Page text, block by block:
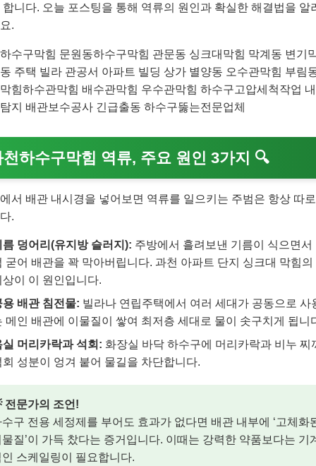
합니다. 오늘 포스팅을 통해 역류의 원인과 확실한 해결법을 알
.
수구막힘 문원동하수구막힘 관문동 싱크대막힘 막계동 변기
주택 빌라 관공서 아파트 빌딩 상가 별양동 오수관막힘 부림
힘하수관막힘 배수관막힘 우수관막힘 하수구고압세척작업
지 배관보수공사 긴급출동 하수구뚫는전문업체
천하수구막힘 역류, 주요 원인 3가지 🔍
서 배관 내시경을 넣어보면 역류를 일으키는 주범은 항상 따
.
름 덩어리(유지방 슬러지): 주방에서 흘려보낸 기름이 식으면서
굳어 배관을 꽉 막아버립니다. 과천 아파트 단지 싱크대 막힘의
상이 이 원인입니다.
용 배관 침전물: 빌라나 연립주택에서 여러 세대가 공동으로 사
메인 배관에 이물질이 쌓여 최저층 세대로 물이 솟구치게 됩니
실 머리카락과 석회: 화장실 바닥 하수구에 머리카락과 비누 찌
회 성분이 엉겨 붙어 물길을 차단합니다.
전문가의 조언!
구 전용 세정제를 부어도 효과가 없다면 배관 내부에 ‘고체화
질’이 가득 찼다는 증거입니다. 이때는 강력한 약품보다는 기
인 스케일링이 필요합니다.